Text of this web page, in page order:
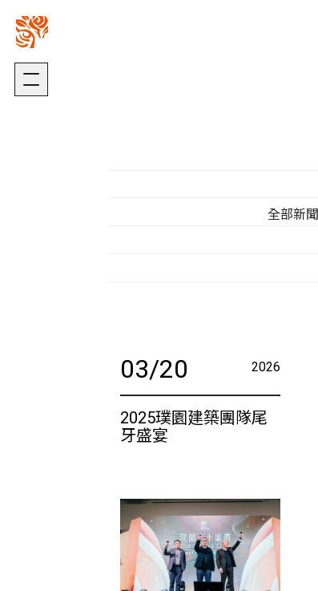
推進事業
合建/都更
建築顧問
BASKETBALL
璞美食
璞滿滿
全部新聞
03/20 2026
2025璞園建築團隊尾
牙盛宴